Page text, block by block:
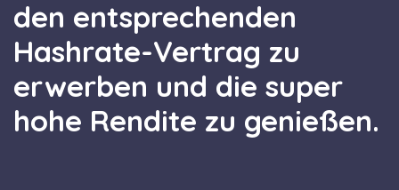
den entsprechenden
Hashrate-Vertrag zu
erwerben und die super
hohe Rendite zu genießen.